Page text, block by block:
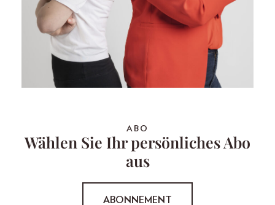
ABO
Wählen Sie Ihr persönliches Abo
aus
ABONNEMENT